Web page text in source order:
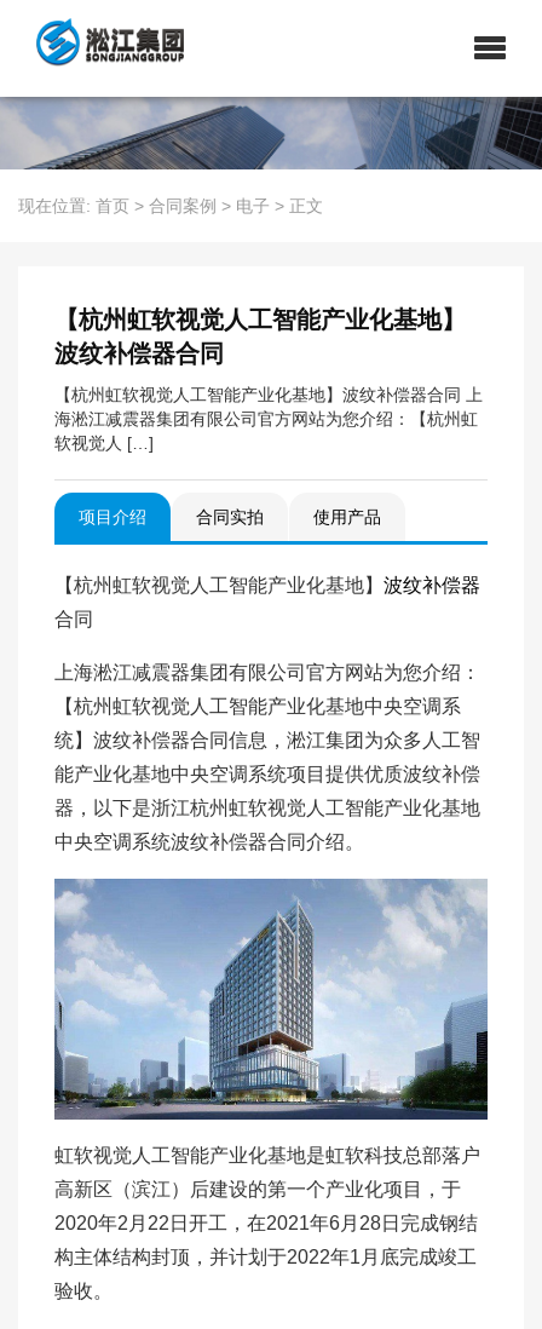
现在位置: 首页 > 合同案例 > 电子 > 正文
【杭州虹软视觉人工智能产业化基地】
波纹补偿器合同
【杭州虹软视觉人工智能产业化基地】波纹补偿器合同 上
海淞江减震器集团有限公司官方网站为您介绍：【杭州虹
软视觉人 […]
项目介绍 合同实拍 使用产品
【杭州虹软视觉人工智能产业化基地】 波纹补偿器
合同
上海淞江减震器集团有限公司官方网站为您介绍：
【杭州虹软视觉人工智能产业化基地中央空调系
统】波纹补偿器合同信息，淞江集团为众多人工智
能产业化基地中央空调系统项目提供优质波纹补偿
器，以下是浙江杭州虹软视觉人工智能产业化基地
中央空调系统波纹补偿器合同介绍。
虹软视觉人工智能产业化基地是虹软科技总部落户
高新区（滨江）后建设的第一个产业化项目，于
2020年2月22日开工，在2021年6月28日完成钢结
构主体结构封顶，并计划于2022年1月底完成竣工
验收。